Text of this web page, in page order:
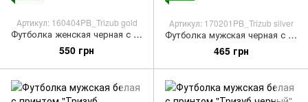
Артикул: 160404PB_Trizub gold
Футболка женская черная с принтом "Тризуб золотой"
550 грн
Артикул: 170201PB_Trizub silver
Футболка мужская черная с принтом "Тризуб серебряный"
465 грн